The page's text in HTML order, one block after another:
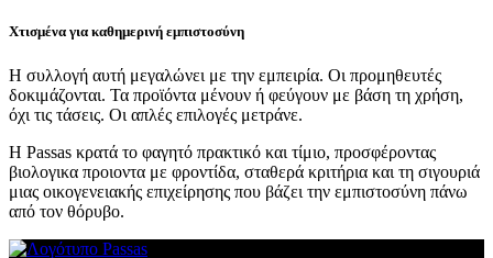
Χτισμένα για καθημερινή εμπιστοσύνη
Η συλλογή αυτή μεγαλώνει με την εμπειρία. Οι προμηθευτές
δοκιμάζονται. Τα προϊόντα μένουν ή φεύγουν με βάση τη χρήση,
όχι τις τάσεις. Οι απλές επιλογές μετράνε.
Η Passas κρατά το φαγητό πρακτικό και τίμιο, προσφέροντας
βιολογικα προιοντα με φροντίδα, σταθερά κριτήρια και τη σιγουριά
μιας οικογενειακής επιχείρησης που βάζει την εμπιστοσύνη πάνω
από τον θόρυβο.